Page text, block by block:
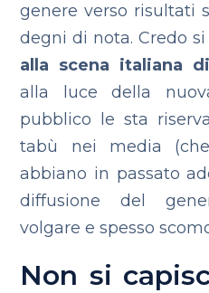
genere verso risultati
degni di nota. Credo si
alla scena italiana
alla luce della
pubblico le sta
tabù nei media
abbiano in passato
diffusione del
volgare e spesso
Non si